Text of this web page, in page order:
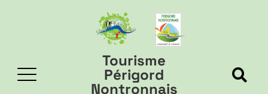
Tourisme
Périgord
Nontronnais